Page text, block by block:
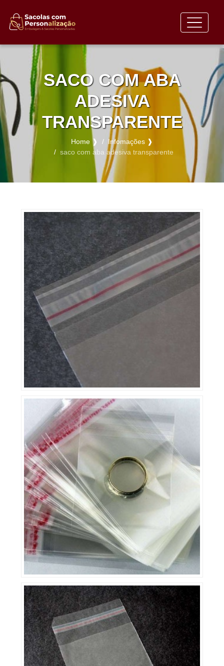
SACO COM ABA
ADESIVA
TRANSPARENTE
Home ❱
Infomações ❱
saco com aba adesiva transparente